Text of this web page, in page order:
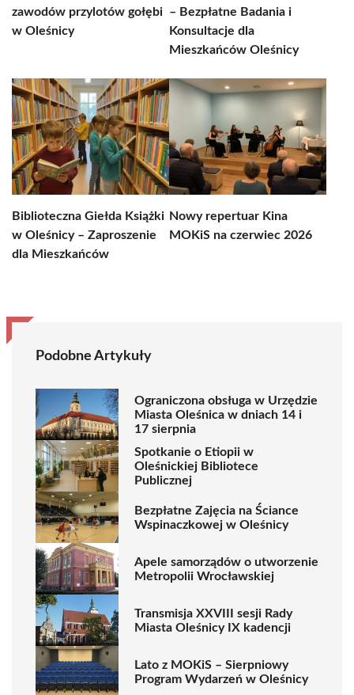
zawodów przylotów gołębi
w Oleśnicy
– Bezpłatne Badania i
Konsultacje dla
Mieszkańców Oleśnicy
Biblioteczna Giełda Książki
w Oleśnicy – Zaproszenie
dla Mieszkańców
Nowy repertuar Kina
MOKiS na czerwiec 2026
Podobne Artykuły
Ograniczona obsługa w Urzędzie
Miasta Oleśnica w dniach 14 i
17 sierpnia
Spotkanie o Etiopii w
Oleśnickiej Bibliotece
Publicznej
Bezpłatne Zajęcia na Ściance
Wspinaczkowej w Oleśnicy
Apele samorządów o utworzenie
Metropolii Wrocławskiej
Transmisja XXVIII sesji Rady
Miasta Oleśnicy IX kadencji
Lato z MOKiS – Sierpniowy
Program Wydarzeń w Oleśnicy